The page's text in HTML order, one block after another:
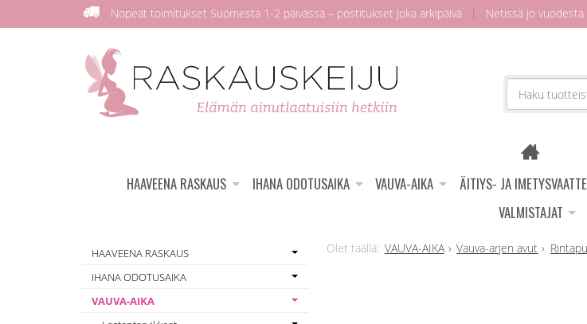
Nopeat toimitukset Suomesta 1-2 päivässä – postitukset joka arkipäivä | Netissä jo vuodesta
HAAVEENA RASKAUS IHANA ODOTUSAIKA VAUVA-AIKA ÄITIYS- JA
VALMISTAJAT
VAUVA-AIKA Vauva-arjen avut
HAAVEENA RASKAUS
IHANA ODOTUSAIKA
VAUVA-AIKA